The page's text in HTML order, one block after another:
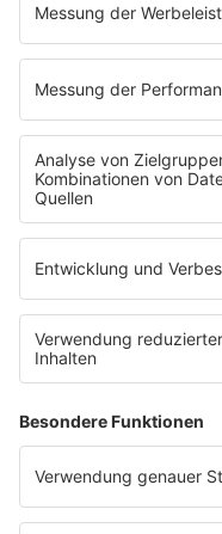
Mitmachen
Aktionen & Events
90s90s Countdown
Empfang
90s90s App
Sonos
Service
FAQs
Kontakt
Datenschutz
Datenschutz Facebook
Allgemeine